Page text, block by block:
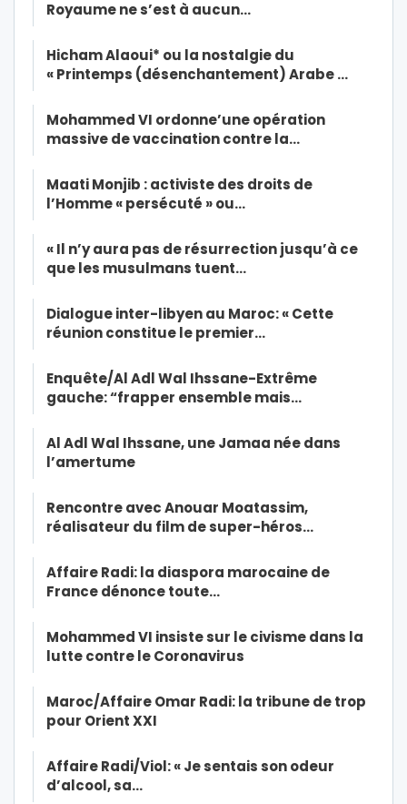
Royaume ne s’est à aucun…
Hicham Alaoui* ou la nostalgie du
« Printemps (désenchantement) Arabe …
Mohammed VI ordonne’une opération
massive de vaccination contre la…
Maati Monjib : activiste des droits de
l’Homme « persécuté » ou…
« Il n’y aura pas de résurrection jusqu’à ce
que les musulmans tuent…
Dialogue inter-libyen au Maroc: « Cette
réunion constitue le premier…
Enquête/Al Adl Wal Ihssane-Extrême
gauche: “frapper ensemble mais…
Al Adl Wal Ihssane, une Jamaa née dans
l’amertume
Rencontre avec Anouar Moatassim,
réalisateur du film de super-héros…
Affaire Radi: la diaspora marocaine de
France dénonce toute…
Mohammed VI insiste sur le civisme dans la
lutte contre le Coronavirus
Maroc/Affaire Omar Radi: la tribune de trop
pour Orient XXI
Affaire Radi/Viol: « Je sentais son odeur
d’alcool, sa…